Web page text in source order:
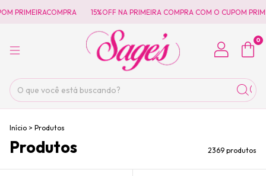
15%OFF NA PRIMEIRA COMPRA COM O CUPOM PRIMEIRACOMPRA
0
Início > Produtos
Produtos 2369 produtos